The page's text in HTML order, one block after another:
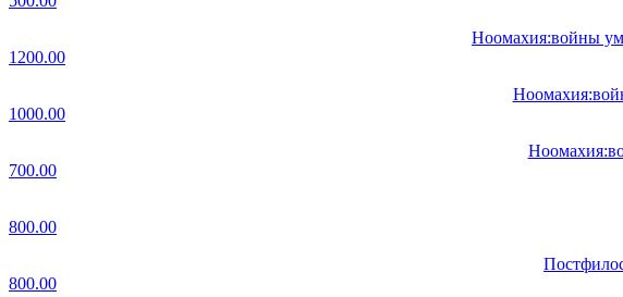
Ноомахия:войны
1200.00
1000.00
700.00
800.00
800.00